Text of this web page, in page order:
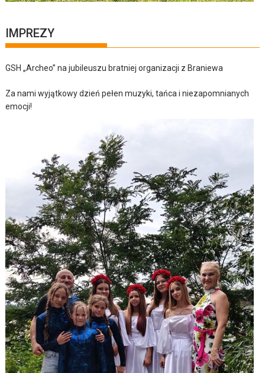
IMPREZY
GSH „Archeo” na jubileuszu bratniej organizacji z Braniewa
Za nami wyjątkowy dzień pełen muzyki, tańca i niezapomnianych
emocji!